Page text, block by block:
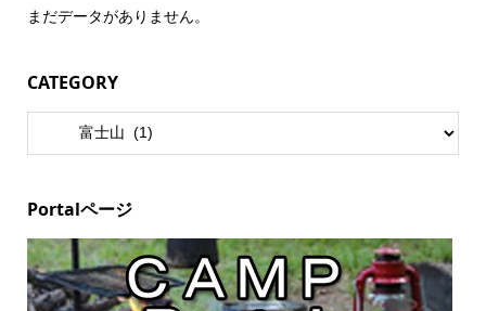
まだデータがありません。
CATEGORY
Portalページ